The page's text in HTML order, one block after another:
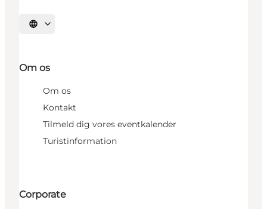
Vælg sprog
Om os
Om os
Kontakt
Tilmeld dig vores eventkalender
Turistinformation
Corporate